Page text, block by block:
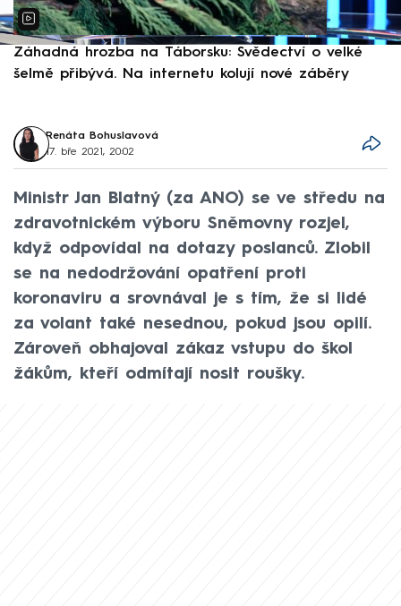
Záhadná hrozba na Táborsku: Svědectví o velké
šelmě přibývá. Na internetu kolují nové záběry
Renáta Bohuslavová
17. bře 2021, 20:02
Ministr Jan Blatný (za ANO) se ve středu na
zdravotnickém výboru Sněmovny rozjel,
když odpovídal na dotazy poslanců. Zlobil
se na nedodržování opatření proti
koronaviru a srovnával je s tím, že si lidé
za volant také nesednou, pokud jsou opilí.
Zároveň obhajoval zákaz vstupu do škol
žákům, kteří odmítají nosit roušky.